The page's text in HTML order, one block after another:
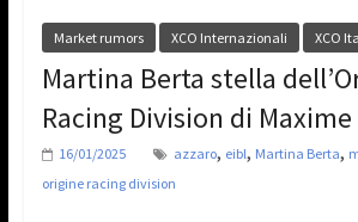
Market rumors XCO Internazionali XCO
Martina Berta stella
Racing Division di
16/01/2025 azzaro, eibl, Martina Berta,
origine racing division